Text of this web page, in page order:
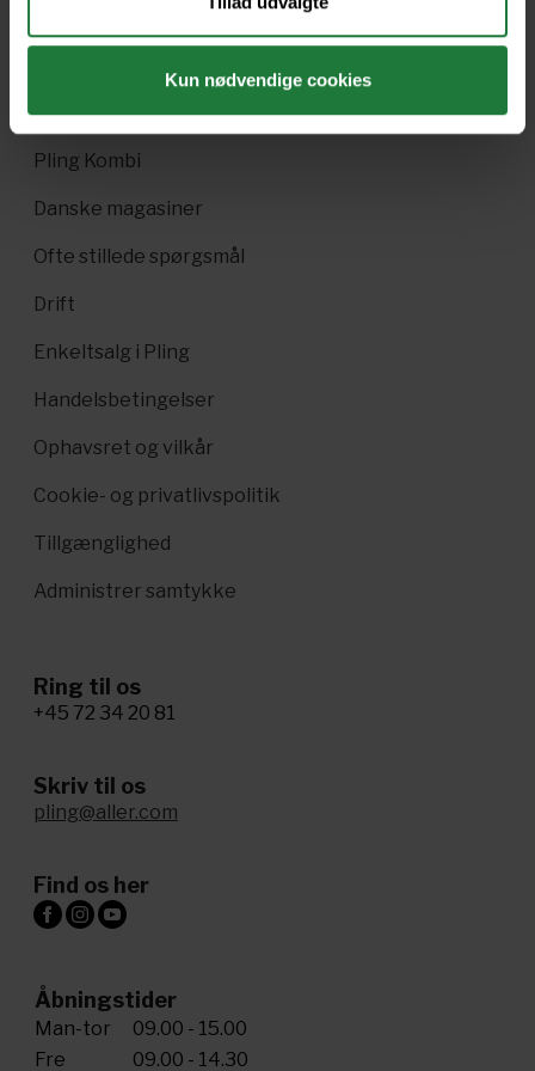
Kun nødvendige cookies
Pling Favorit
Pling Kombi
Danske magasiner
Ofte stillede spørgsmål
Drift
Enkeltsalg i Pling
Handelsbetingelser
Ophavsret og vilkår
Cookie- og privatlivspolitik
Tillgænglighed
Administrer samtykke
Ring til os
+45 72 34 20 81
Skriv til os
pling@aller.com
Find os her
Åbningstider
Man-tor
09.00 - 15.00
Fre
09.00 - 14.30